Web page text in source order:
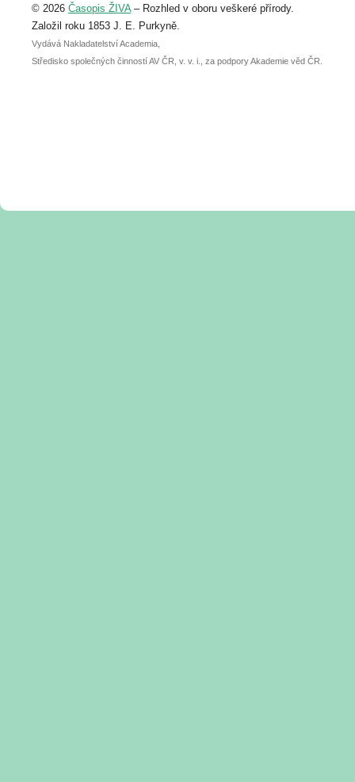
abstraktu přihlášené přednášky nebo
posteru je už 30. června.
© 2026 Časopis ŽIVA– Rozhled v oboru veškeré přírody.
Založil roku 1853 J. E. Purkyně.
Vydává Nakladatelství Academia,
Středisko společných činností AV ČR, v. v. i., za podpory Akademie věd ČR.